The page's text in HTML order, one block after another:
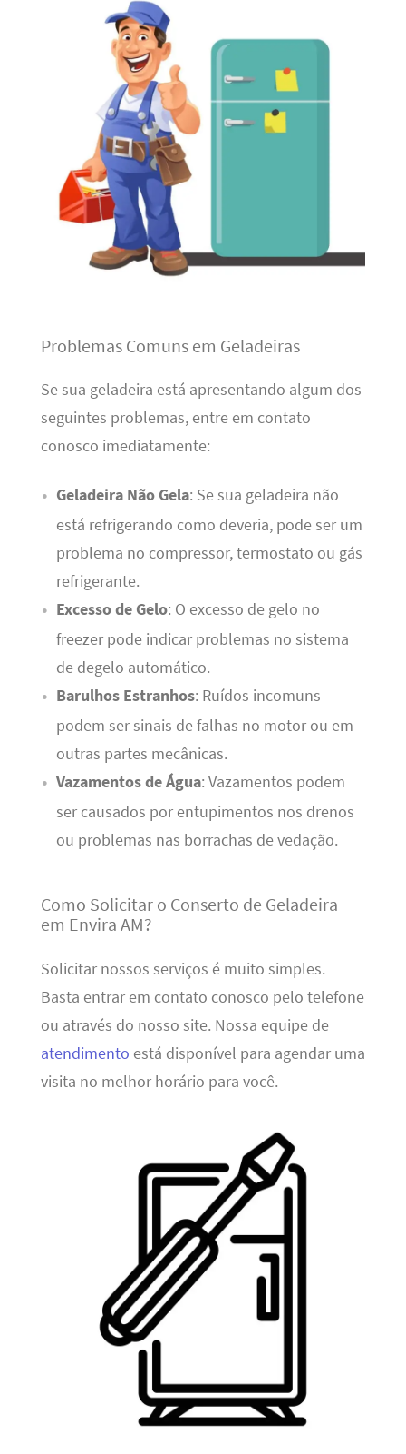
Problemas Comuns em Geladeiras
Se sua geladeira está apresentando algum dos
seguintes problemas, entre em contato
conosco imediatamente:
Geladeira Não Gela: Se sua geladeira não
está refrigerando como deveria, pode ser um
problema no compressor, termostato ou gás
refrigerante.
Excesso de Gelo: O excesso de gelo no
freezer pode indicar problemas no sistema
de degelo automático.
Barulhos Estranhos: Ruídos incomuns
podem ser sinais de falhas no motor ou em
outras partes mecânicas.
Vazamentos de Água: Vazamentos podem
ser causados por entupimentos nos drenos
ou problemas nas borrachas de vedação.
Como Solicitar o Conserto de Geladeira
em Envira AM?
Solicitar nossos serviços é muito simples.
Basta entrar em contato conosco pelo telefone
ou através do nosso site. Nossa equipe de
atendimento está disponível para agendar uma
visita no melhor horário para você.